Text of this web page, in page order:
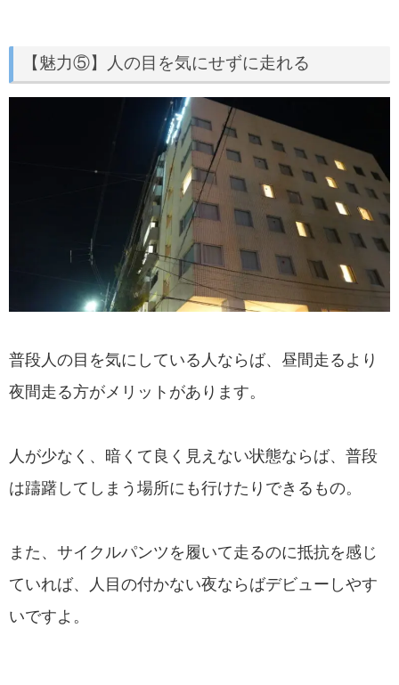
【魅力⑤】人の目を気にせずに走れる
普段人の目を気にしている人ならば、昼間走るより
夜間走る方がメリットがあります。
人が少なく、暗くて良く見えない状態ならば、普段
は躊躇してしまう場所にも行けたりできるもの。
また、サイクルパンツを履いて走るのに抵抗を感じ
ていれば、人目の付かない夜ならばデビューしやす
いですよ。